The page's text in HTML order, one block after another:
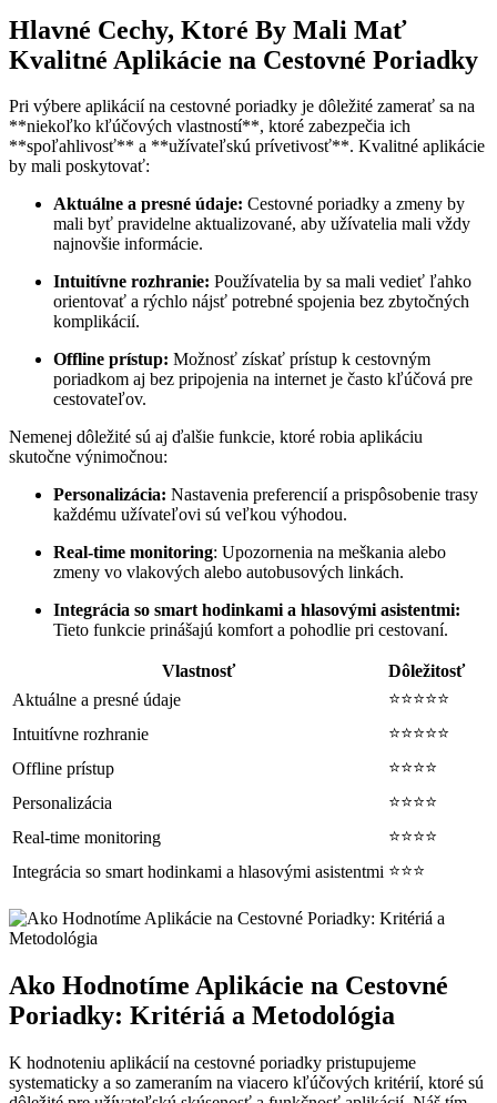
Hlavné Cechy, Ktoré By Mali Mať
Kvalitné Aplikácie na Cestovné Poriadky
Pri výbere aplikácií na cestovné poriadky je dôležité zamerať sa na
**niekoľko kľúčových vlastností**, ktoré zabezpečia ich
**spoľahlivosť** a **užívateľskú prívetivosť**. Kvalitné aplikácie
by mali poskytovať:
Aktuálne a presné údaje: Cestovné poriadky a zmeny by
mali byť pravidelne aktualizované, aby užívatelia mali vždy
najnovšie informácie.
Intuitívne rozhranie: Používatelia by sa mali vedieť ľahko
orientovať a rýchlo nájsť potrebné spojenia bez zbytočných
komplikácií.
Offline prístup: Možnosť získať prístup k cestovným
poriadkom aj bez pripojenia na internet je často kľúčová pre
cestovateľov.
Nemenej dôležité sú aj ďalšie funkcie, ktoré robia aplikáciu
skutočne výnimočnou:
Personalizácia: Nastavenia preferencií a prispôsobenie trasy
každému užívateľovi sú veľkou výhodou.
Real-time monitoring: Upozornenia na meškania alebo
zmeny vo vlakových alebo autobusových linkách.
Integrácia so smart hodinkami a hlasovými asistentmi:
Tieto funkcie prinášajú komfort a pohodlie pri cestovaní.
Vlastnosť
Dôležitosť
Aktuálne a presné údaje
⭐⭐⭐⭐⭐
Intuitívne rozhranie
⭐⭐⭐⭐⭐
Offline prístup
⭐⭐⭐⭐
Personalizácia
⭐⭐⭐⭐
Real-time monitoring
⭐⭐⭐⭐
Integrácia so smart hodinkami a hlasovými asistentmi ⭐⭐⭐
Ako Hodnotíme Aplikácie na Cestovné
Poriadky: Kritériá a Metodológia
K hodnoteniu aplikácií na cestovné poriadky pristupujeme
systematicky a so zameraním na viacero kľúčových kritérií, ktoré sú